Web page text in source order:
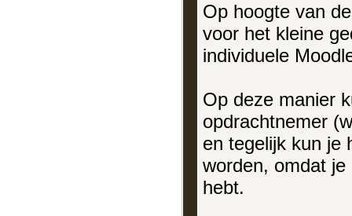
Op hoogte van
voor het kleine
individuele
Op deze manier
opdrachtnemer
en tegelijk kun je
worden, omdat
hebt.